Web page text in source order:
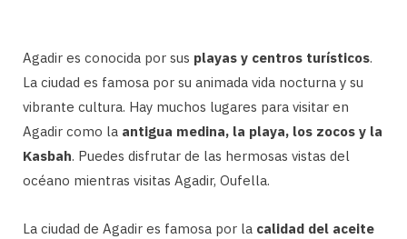
Agadir es conocida por sus playas y centros turísticos.
La ciudad es famosa por su animada vida nocturna y su
vibrante cultura. Hay muchos lugares para visitar en
Agadir como la antigua medina, la playa, los zocos y la
Kasbah. Puedes disfrutar de las hermosas vistas del
océano mientras visitas Agadir, Oufella.
La ciudad de Agadir es famosa por la calidad del aceite